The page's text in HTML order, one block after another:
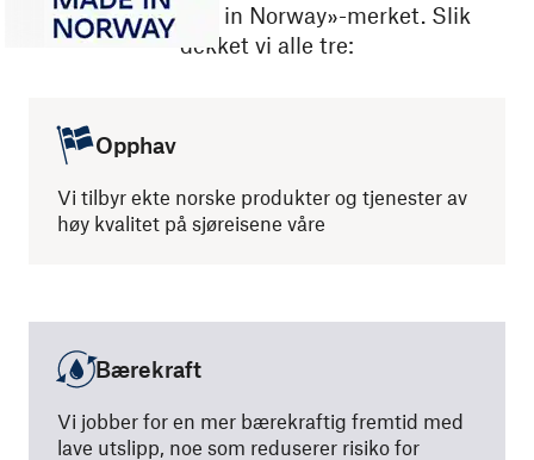
å motta «Made in Norway»-merket. Slik
dekket vi alle tre:
Opphav
Vi tilbyr ekte norske produkter og tjenester av
høy kvalitet på sjøreisene våre
Bærekraft
Vi jobber for en mer bærekraftig fremtid med
lave utslipp, noe som reduserer risiko for